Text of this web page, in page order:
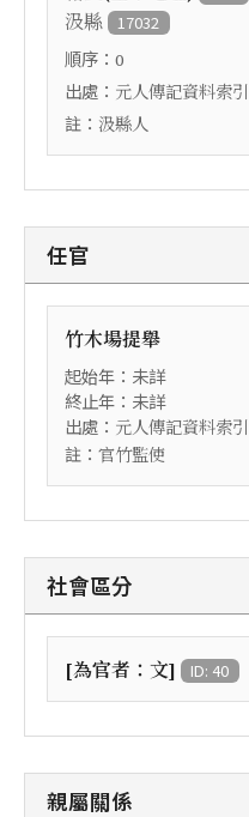
汲縣 17032
順序： 0
出處： 元人傳記資料索引
註： 汲縣人
任官
竹木場提舉
起始年：未詳
終止年：未詳
出處： 元人傳記資料索引
註： 官竹監使
社會區分
[為官者：文] ID: 40
親屬關係